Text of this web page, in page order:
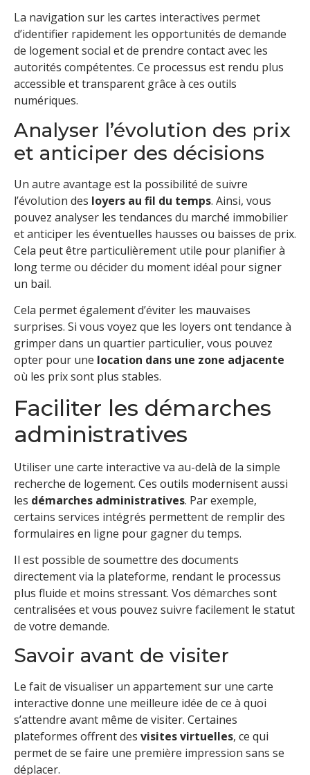
La navigation sur les cartes interactives permet
d’identifier rapidement les opportunités de demande
de logement social et de prendre contact avec les
autorités compétentes. Ce processus est rendu plus
accessible et transparent grâce à ces outils
numériques.
Analyser l’évolution des prix
et anticiper des décisions
Un autre avantage est la possibilité de suivre
l’évolution des loyers au fil du temps. Ainsi, vous
pouvez analyser les tendances du marché immobilier
et anticiper les éventuelles hausses ou baisses de prix.
Cela peut être particulièrement utile pour planifier à
long terme ou décider du moment idéal pour signer
un bail.
Cela permet également d’éviter les mauvaises
surprises. Si vous voyez que les loyers ont tendance à
grimper dans un quartier particulier, vous pouvez
opter pour une location dans une zone adjacente
où les prix sont plus stables.
Faciliter les démarches
administratives
Utiliser une carte interactive va au-delà de la simple
recherche de logement. Ces outils modernisent aussi
les démarches administratives. Par exemple,
certains services intégrés permettent de remplir des
formulaires en ligne pour gagner du temps.
Il est possible de soumettre des documents
directement via la plateforme, rendant le processus
plus fluide et moins stressant. Vos démarches sont
centralisées et vous pouvez suivre facilement le statut
de votre demande.
Savoir avant de visiter
Le fait de visualiser un appartement sur une carte
interactive donne une meilleure idée de ce à quoi
s’attendre avant même de visiter. Certaines
plateformes offrent des visites virtuelles, ce qui
permet de se faire une première impression sans se
déplacer.